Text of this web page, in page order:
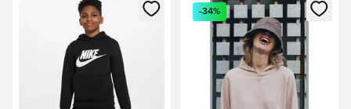
Ανοίγει ένα Modal για να συνδεθείτε ή να εγγραφείτε ως
Ανοίγει ένα Modal για να
-34%